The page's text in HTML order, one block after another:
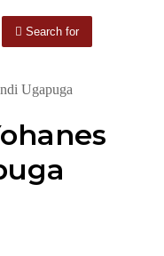
Search for
Ugapuga